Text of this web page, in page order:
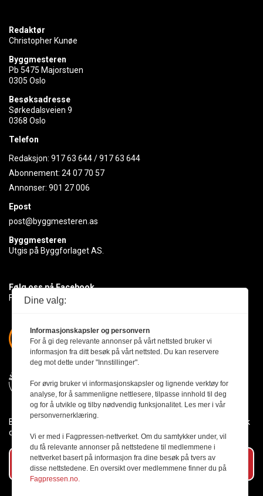
Redaktør
Christopher Kunøe
Byggmesteren
Pb 5475 Majorstuen
0305 Oslo
Besøksadresse
Sørkedalsveien 9
0368 Oslo
Telefon
Redaksjon: 917 63 644/917 63 644
Abonnement: 24 07 70 57
Annonser: 901 27 006
Epost
post@byggmesteren.as
Byggmesteren
Utgis på Byggforlaget AS.
Følg oss på Facebook
Få med deg det siste innen byggebransjen
Byggmesteren følger Vær Varsom-plakaten og presseetikken slik
den er nedfelt i Redaktørplakaten.
Abonner på vårt nyhetsbrev
Dine valg:
Informasjonskapsler og personvern
For å gi deg relevante annonser på vårt nettsted bruker vi
informasjon fra ditt besøk på vårt nettsted. Du kan reservere
deg mot dette under "Innstillinger".
For øvrig bruker vi informasjonskapsler og lignende verktøy for
analyse, for å sammenligne nettlesere, tilpasse innhold til deg
og for å utvikle og tilby nødvendig funksjonalitet. Les mer i vår
personvernerklæring.
Vi er med i Fagpressen-nettverket. Om du samtykker under, vil
du få relevante annonser på nettstedene til medlemmene i
nettverket basert på informasjon fra dine besøk på tvers av
disse nettstedene. En oversikt over medlemmene finner du på
Fagpressen.no.